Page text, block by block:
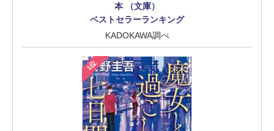
本 （文庫）
ベストセラーランキング
KADOKAWA調べ
1位